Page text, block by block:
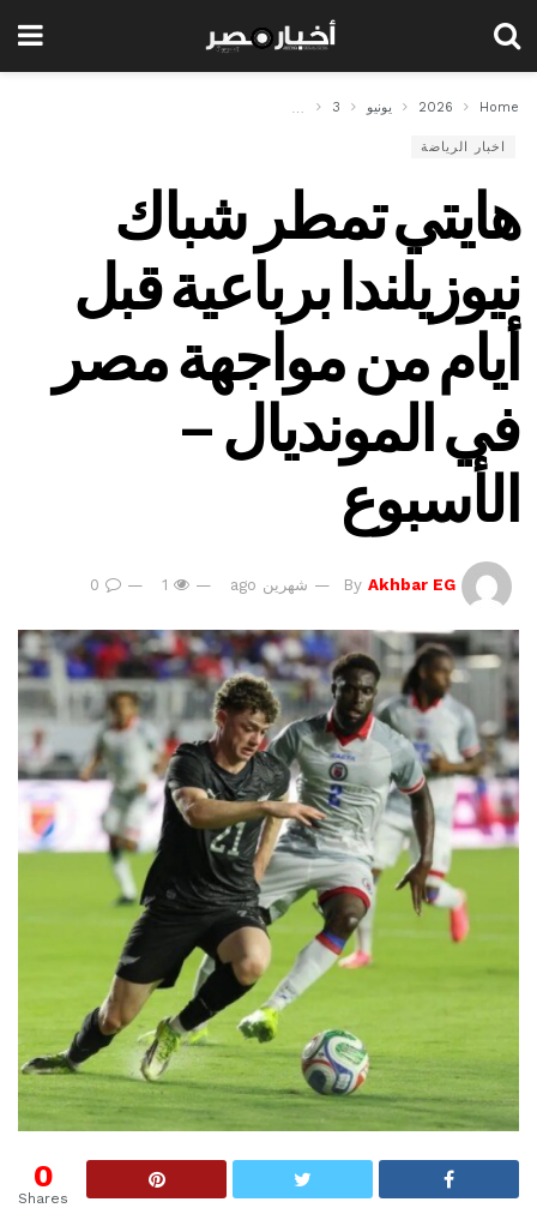
Home
2026 يونيو 3
اخبار الرياضة
هايتي تمطر شباك
نيوزيلندا برباعية قبل
أيام من مواجهة مصر
في المونديال –
الأسبوع
By Akhbar EG شهرين ago
0
Shares